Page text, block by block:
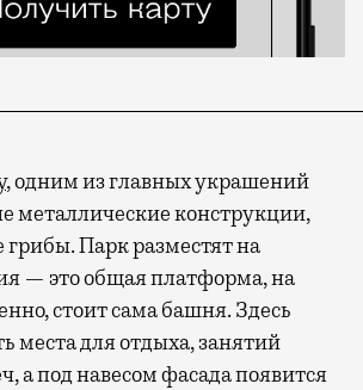
, одним из главных украшений
металлические конструкции,
Парк разместят на
— это общая платформа, на
стоит сама башня. Здесь
места для отдыха, занятий
а под навесом фасада появится